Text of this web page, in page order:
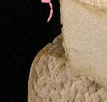
pesar de su
consumo diario
También
Queso